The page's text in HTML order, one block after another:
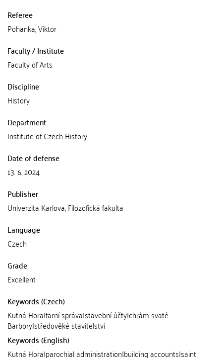
Referee
Pohanka, Viktor
Faculty / Institute
Faculty of Arts
Discipline
History
Department
Institute of Czech History
Date of defense
13. 6. 2024
Publisher
Univerzita Karlova, Filozofická fakulta
Language
Czech
Grade
Excellent
Keywords (Czech)
Kutná Hora|farní správa|stavební účty|chrám svaté
Barbory|středověké stavitelství
Keywords (English)
Kutná Hora|parochial administration|building accounts|saint